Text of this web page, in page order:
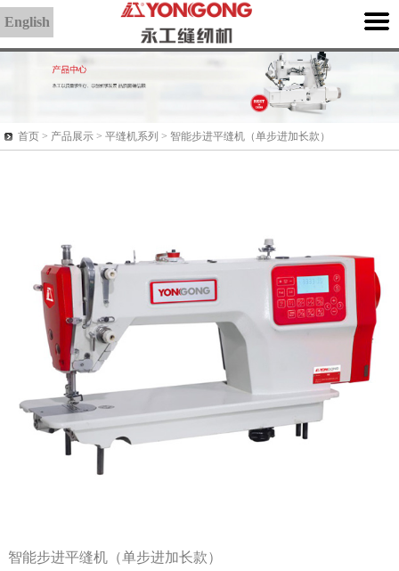
English
首页 > 产品展示 > 平缝机系列 > 智能步进平缝机（单步进加长款）
智能步进平缝机（单步进加长款）